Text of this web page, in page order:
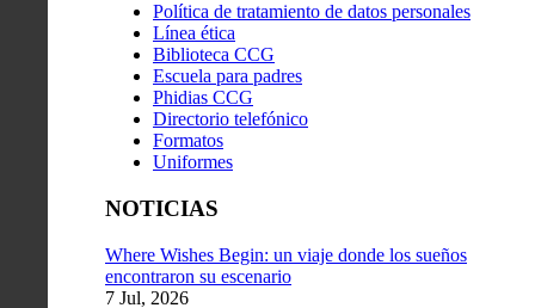
Política de tratamiento de datos personales
Línea ética
Biblioteca CCG
Escuela para padres
Phidias CCG
Directorio telefónico
Formatos
Uniformes
NOTICIAS
Where Wishes Begin: un viaje donde los sueños
encontraron su escenario
7 Jul, 2026